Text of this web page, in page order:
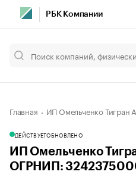
РБК Компании
Главная ИП Омельченко Тигран
ДЕЙСТВУЕТОБНОВЛЕНО
ИП Омельченко
ОГРНИП: